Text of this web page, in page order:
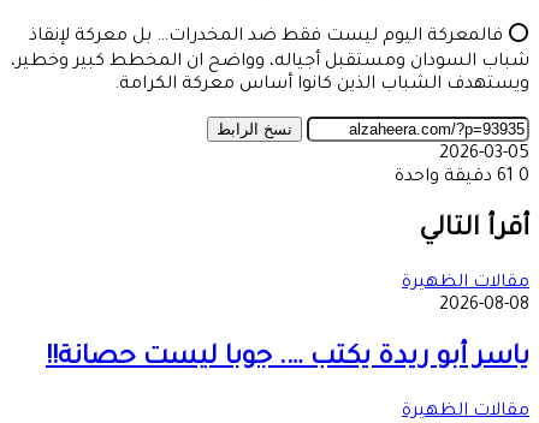
⭕ فالمعركة اليوم ليست فقط ضد المخدرات… بل معركة لإنقاذ
شباب السودان ومستقبل أجياله، وواضح ان المخطط كبير وخطير،
ويستهدف الشباب الذين كانوا أساس معركة الكرامة.
نسخ الرابط
2026-03-05
0
دقيقة واحدة
عبر
البريد
أقرأ التالي
مقالات الظهيرة
2026-08-08
ياسر أبو ريدة يكتب …. جوبا ليست حصانة!!
مقالات الظهيرة